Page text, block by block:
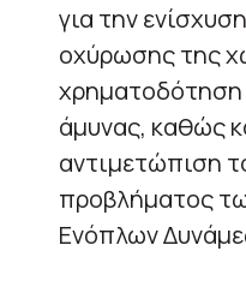
για την
οχύρωσης της
άμυνας, καθώς
αντιμετώπιση
προβλήματος
Ενόπλων